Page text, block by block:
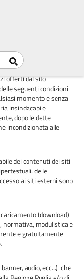
offerti dal sito
seguenti condizioni
momento e senza
insindacabile
dopo le dette
incondizionata alle
dei contenuti dei siti
delle
ai siti esterni sono
(download)
normativa, modulistica e
e gratuitamente
audio, ecc...) che